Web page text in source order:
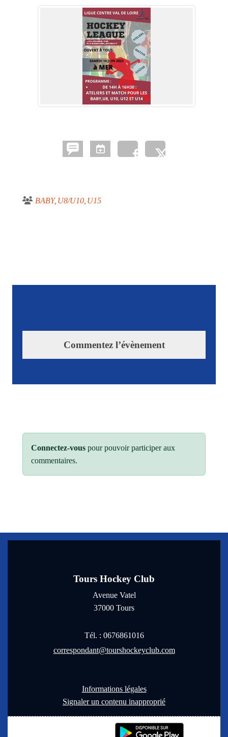
BABY U8/U10 U15
Commentez l’évènement
Connectez-vous pour pouvoir participer aux
commentaires.
Tours Hockey Club
Avenue Vatel
37000 Tours
Tél. : 0676861016
correspondant@tourshockeyclub.com
Informations légales
Signaler un contenu inapproprié